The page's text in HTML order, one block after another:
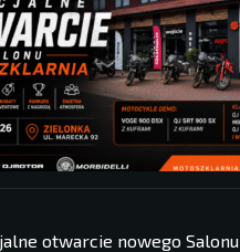
otwarcie nowego Salonu